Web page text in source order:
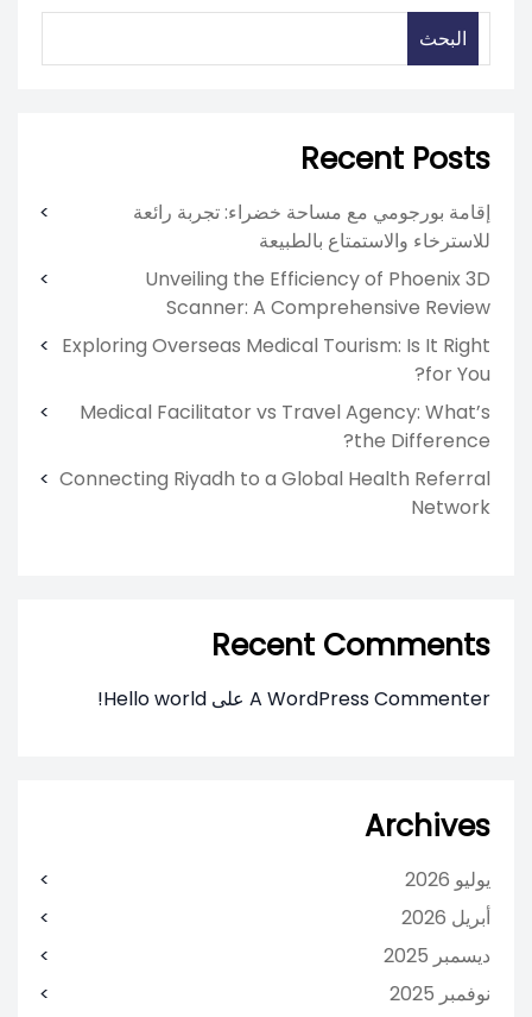
البحث
Recent Posts
إقامة بورجومي مع مساحة خضراء: تجربة رائعة
للاسترخاء والاستمتاع بالطبيعة
Unveiling the Efficiency of Phoenix 3D
Scanner: A Comprehensive Review
Exploring Overseas Medical Tourism: Is It Right
for You?
Medical Facilitator vs Travel Agency: What’s
the Difference?
Connecting Riyadh to a Global Health Referral
Network
Recent Comments
A WordPress Commenter على Hello world!
Archives
يوليو 2026
أبريل 2026
ديسمبر 2025
نوفمبر 2025